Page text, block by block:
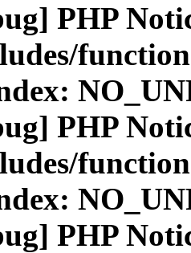
PHP
PHP
PHP